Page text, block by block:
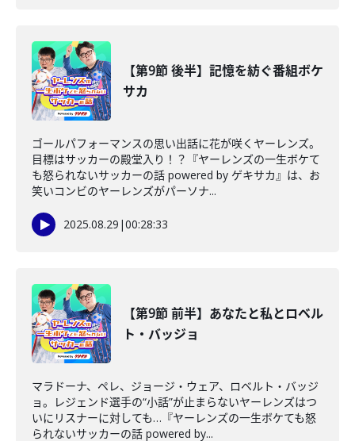
【第9節 後半】記憶を紡ぐ番組ボケ
サカ
ゴールパフォーマンスの思い出話に花が咲くヤーレンズ。
目標はサッカーの殿堂入り！？『ヤーレンズの一生ボケて
も怒られないサッカーの話 powered by ゲキサカ』は、お
笑いコンビのヤーレンズがパーソナ...
2025.08.29 |00:28:33
【第9節 前半】あなたと私とロベル
ト・バッジョ
マラドーナ、ペレ、ジョージ・ウェア、ロベルト・バッジ
ョ。レジェンド選手の“小話”が止まらないヤーレンズはつ
いにリスナーに対しても…『ヤーレンズの一生ボケても怒
られないサッカーの話 powered by...